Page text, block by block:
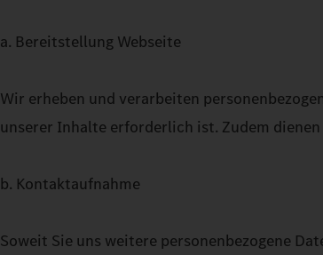
a. Bereitstellung Webseite
Wir erheben und verarbeiten
unserer Inhalte erforderlich ist. Zudem
b. Kontaktaufnahme
Soweit Sie uns weitere personenbezogene